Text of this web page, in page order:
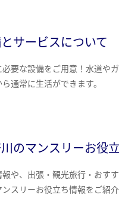
サービスについて
必要な設備をご用意！水道や
通常に生活ができます。
のマンスリーお役
や、出張・観光旅行・おす
スリーお役立ち情報をご紹介